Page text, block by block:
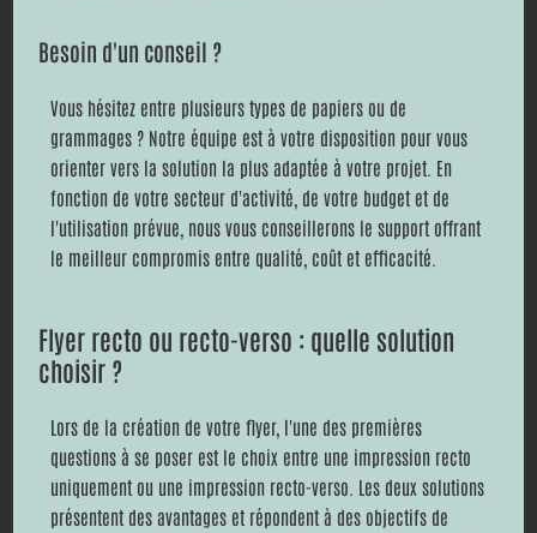
Besoin d'un conseil ?
Vous hésitez entre plusieurs types de papiers ou de
grammages ? Notre équipe est à votre disposition pour vous
orienter vers la solution la plus adaptée à votre projet. En
fonction de votre secteur d'activité, de votre budget et de
l'utilisation prévue, nous vous conseillerons le support offrant
le meilleur compromis entre qualité, coût et efficacité.
Flyer recto ou recto-verso : quelle solution
choisir ?
Lors de la création de votre flyer, l'une des premières
questions à se poser est le choix entre une impression recto
uniquement ou une impression recto-verso. Les deux solutions
présentent des avantages et répondent à des objectifs de